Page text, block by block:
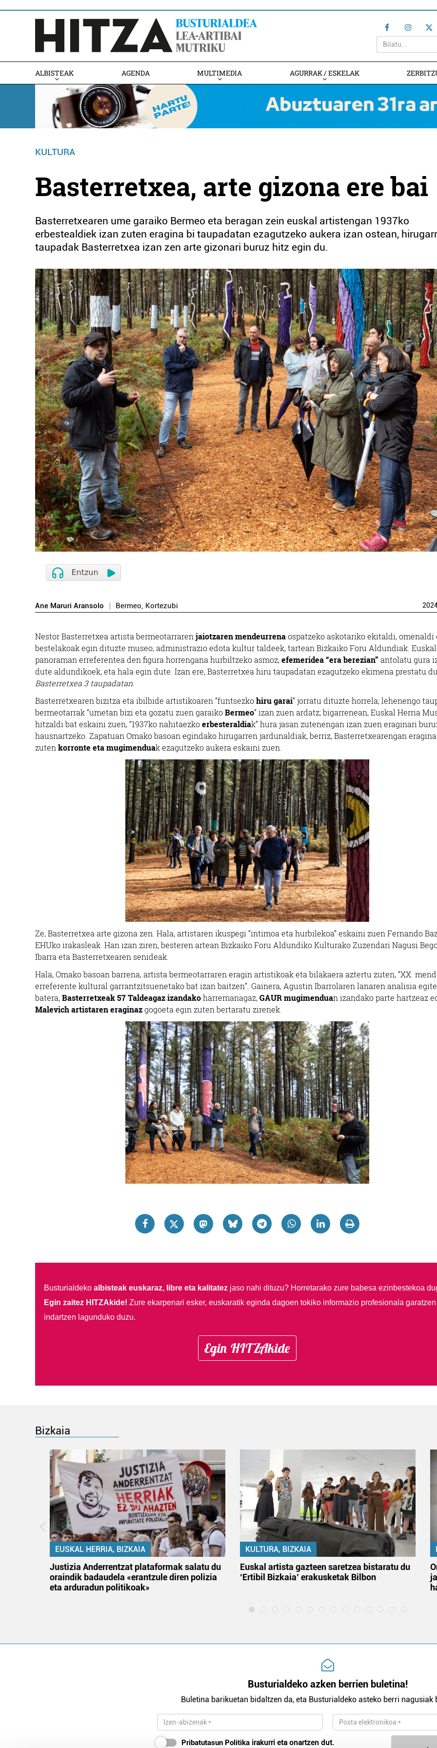
ALBISTEAK AGENDA MULTIMEDIA AGURRAK / ESKELAK
KULTURA
Basterretxea, arte gizona ere bai
Basterretxearen ume garaiko Bermeo eta beragan zein euskal artistengan 1937ko
erbestealdiek izan zuten eragina bi taupadatan ezagutzeko aukera izan ostean,
taupadak Basterretxea izan zen arte gizonari buruz hitz egin du.
Ane Maruri Aransolo Bermeo, Kortezubi
Nestor Basterretxea artista bermeotarraren jaiotzaren mendeurrenaospatzeko askotariko ekitaldi, omenaldi
bestelakoak egin dituzte museo, administrazio edota kultur taldeek, tartean Bizkaiko Foru Aldundiak. Euskal
panoraman erreferentea den figura horrengana hurbiltzeko asmoz,efemeridea “era berezian” antolatu gura
dute aldundikoek, eta hala egin dute. Izan ere, Basterretxea hiru taupadatan ezagutzeko ekimena prestatu
Basterretxea 3 taupadatan
Basterretxearen bizitza eta ibilbide artistikoaren “funtsezkohiru garai” jorratu dituzte horrela; lehenengo
bermeotarrak “umetan bizi eta gozatu zuen garaikoBermeo” izan zuen ardatz; bigarrenean, Euskal Herria
hitzaldi bat eskaini zuen, “1937ko nahitaezkoerbesteraldiak” hura jasan zutenengan izan zuen eraginari
hausnartzeko. Zapatuan Omako basoan egindako hirugarren jardunaldiak, berriz, Basterretxearengan
zuten korronte eta mugimenduak ezagutzeko aukera eskaini zuen.
Ze, Basterretxea arte gizona zen. Hala, artistaren ikuspegi “intimoa eta hurbilekoa” eskaini zuen Fernando
EHUko irakasleak. Han izan ziren, besteren artean Bizkaiko Foru Aldundiko Kulturako Zuzendari Nagusi
Ibarra eta Basterretxearen senideak.
Hala, Omako basoan barrena, artista bermeotarraren eragin artistikoak eta bilakaera aztertu zuten, “XX.
erreferente kultural garrantzitsuenetako bat izan baitzen”. Gainera, Agustin Ibarrolaren lanaren analisia
batera,Basterretxeak 57 Taldeagaz izandakoharremanagaz,GAUR mugimenduan izandako parte hartzeaz
Malevich artistaren eraginazgogoeta egin zuten bertaratu zirenek.
Busturialdeko albisteak euskaraz, libre eta kalitatezjaso nahi dituzu? Horretarako zure babesa ezinbestekoa
Egin zaitez HITZAkide! Zure ekarpenari esker, euskaratik eginda dagoen tokiko informazio profesionala garatzen
indartzen lagunduko duzu.
Egin HITZAkide
Bizkaia
EUSKAL HERRIA, BIZKAIA
Justizia Anderrentzat plataformak salatu du
oraindik badaudela «erantzule diren polizia
eta arduradun politikoak»
KULTURA, BIZKAIA
Euskal artista gazteen saretzea bistaratu du
‘Ertibil Bizkaia’ erakusketak Bilbon
Busturialdeko azken berrien buletina!
Buletina barikuetan bidaltzen da, eta Busturialdeko asteko berri nagusiak
Pribatutasun Politika irakurri eta onartzen dut.